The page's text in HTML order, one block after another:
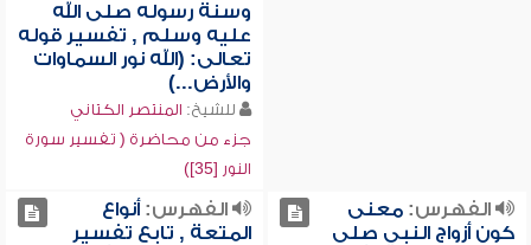
وسنة رسوله صلى الله
عليه وسلم , تفسير قوله
تعالى: (الله نور السماوات
والأرض...)
للشيخ: المنتصر الكتاني
جزء من محاضرة ( تفسير سورة
النور [35])
الفهرس:معنى
كون أزواج النبي صلى
الفهرس:أنواع
المتعة , تابع تفسير